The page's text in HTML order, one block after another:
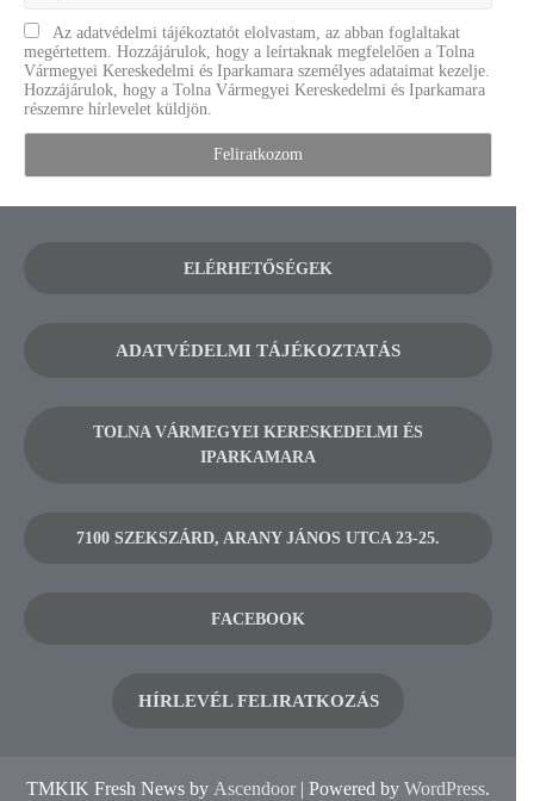
Az adatvédelmi tájékoztatót elolvastam, az abban foglaltakat
megértettem. Hozzájárulok, hogy a leírtaknak megfelelően a Tolna
Vármegyei Kereskedelmi és Iparkamara személyes adataimat kezelje.
Hozzájárulok, hogy a Tolna Vármegyei Kereskedelmi és Iparkamara
részemre hírlevelet küldjön.
ELÉRHETŐSÉGEK
ADATVÉDELMI TÁJÉKOZTATÁS
TOLNA VÁRMEGYEI KERESKEDELMI ÉS
IPARKAMARA
7100 SZEKSZÁRD, ARANY JÁNOS UTCA 23-25.
FACEBOOK
HÍRLEVÉL FELIRATKOZÁS
TMKIK Fresh News by Ascendoor | Powered by WordPress.